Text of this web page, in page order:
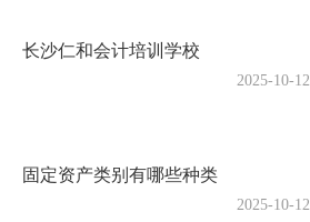
长沙仁和会计培训学校
2025-10-12
固定资产类别有哪些种类
2025-10-12